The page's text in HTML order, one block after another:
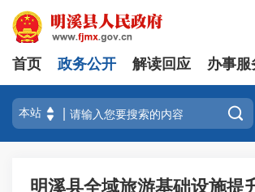
首页 政务公开 解读回应 办事服

明溪县全域旅游基础设施提